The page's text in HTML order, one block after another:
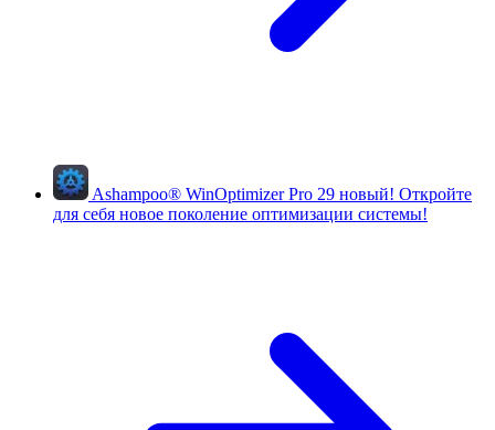
Ashampoo® WinOptimizer Pro 29 новый! Откройте
для себя новое поколение оптимизации системы!